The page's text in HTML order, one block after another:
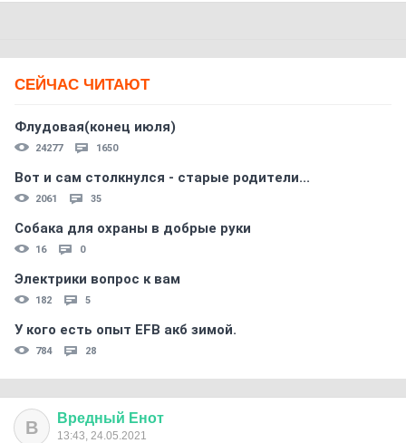
СЕЙЧАС ЧИТАЮТ
Флудовая(конец июля)
24277 1650
Вот и сам столкнулся - старые родители...
2061 35
Собака для охраны в добрые руки
16 0
Электрики вопрос к вам
182 5
У кого есть опыт EFB акб зимой.
784 28
В Вредный Енот
13:43, 24.05.2021